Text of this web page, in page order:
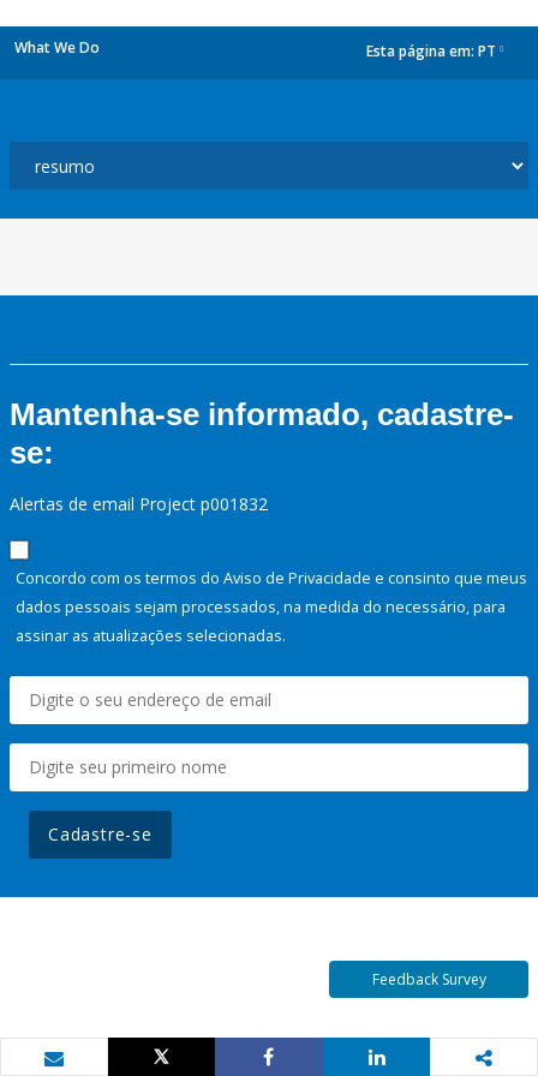
What We Do Esta página em: PT
Mantenha-se informado, cadastre-
se:
Alertas de email Project p001832
Concordo com os termos do Aviso de Privacidade e consinto que meus
dados pessoais sejam processados, na medida do necessário, para
assinar as atualizações selecionadas.
Cadastre-se
Feedback Survey